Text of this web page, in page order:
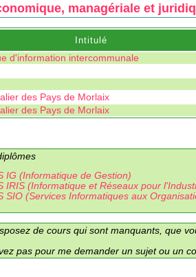
managériale et
Intitulé
d'information intercommunale
des Pays de Morlaix
des Pays de Morlaix
IG (Informatique de Gestion)
IRIS (Informatique et Réseaux pour
SIO (Services Informatiques aux
de cours qui sont manquants, que
pas pour me demander un sujet ou un